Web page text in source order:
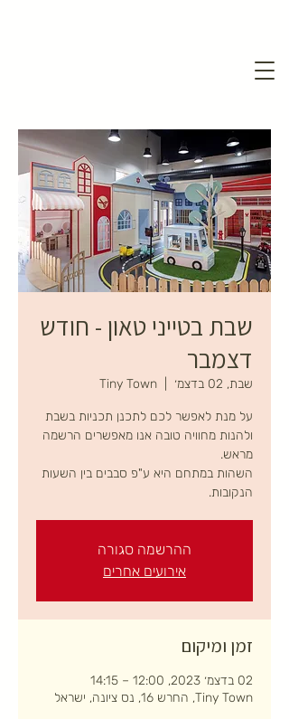
שבת בטייני טאון - חודש
דצמבר
שבת, 02 בדצמ׳ Tiny Town
על מנת לאפשר לכם לתכנן תכניות בשבת
ולהנות מחוויה טובה אנו מאפשרים הרשמה
השהות במתחם היא ע"פ סבבים בין השעות
הנקובות.
ההרשמה סגורה
אירועים אחרים
זמן ומיקום
02 בדצמ׳ 2023, 12:00 – 14:15
Tiny Town, החרש 16, נס ציונה, ישראל